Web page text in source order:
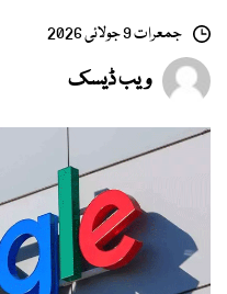
جمعرات 9 جولائی 2026
ویب ڈیسک